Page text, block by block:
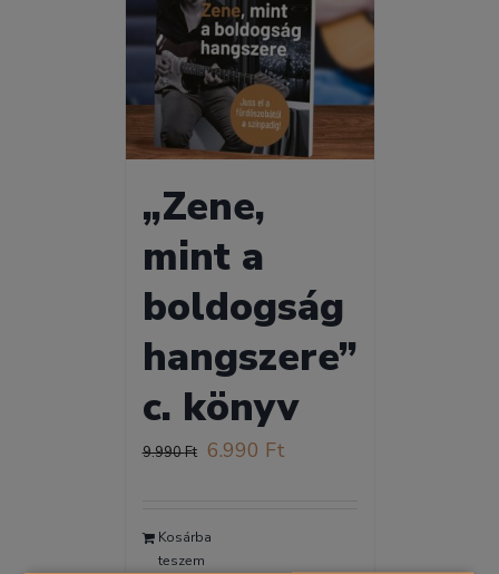
„Zene,
mint a
boldogság
hangszere”
c. könyv
9.990Ft Original
9.990 Ft.
6.990 FtCurrent
Kosárba
teszem